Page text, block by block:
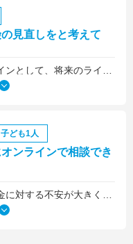
見直しをと考えて
ども1人
ンラインで相談でき
来のお金のことで悩んでいる友人にも教えました。